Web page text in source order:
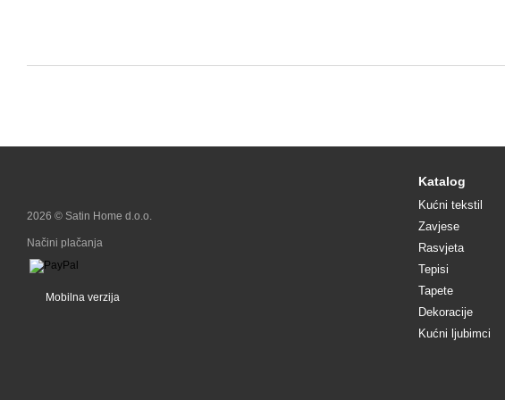
2026 © Satin Home d.o.o.
Načini plačanja
Mobilna verzija
Katalog
Kućni tekstil
Zavjese
Rasvjeta
Tepisi
Tapete
Dekoracije
Kućni ljubimci